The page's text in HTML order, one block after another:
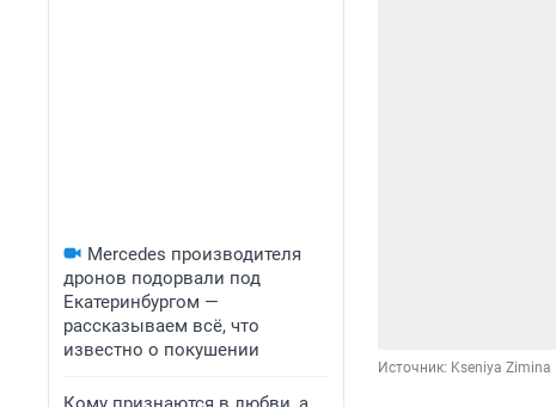
Mercedes производителя
дронов подорвали под
Екатеринбургом —
рассказываем всё, что
известно о покушении
Источник: Kseniya Zimina